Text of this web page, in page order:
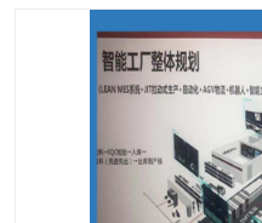
自动X射线检测机TR7600
自动光学检测TR7710
TX 全自动高速贴片机